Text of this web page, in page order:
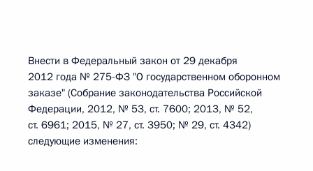
Внести в Федеральный закон от 29 декабря
2012 года № 275-ФЗ "О государственном оборонном
заказе" (Собрание законодательства Российской
Федерации, 2012, № 53, ст. 7600; 2013, № 52,
ст. 6961; 2015, № 27, ст. 3950; № 29, ст. 4342)
следующие изменения: